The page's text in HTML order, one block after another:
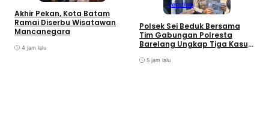
Akhir Pekan, Kota Batam
Ramai Diserbu Wisatawan
Mancanegara
4 jam lalu
Peristiwa
Polsek Sei Beduk Bersama
Tim Gabungan Polresta
Barelang Ungkap Tiga Kasus
5 jam lalu